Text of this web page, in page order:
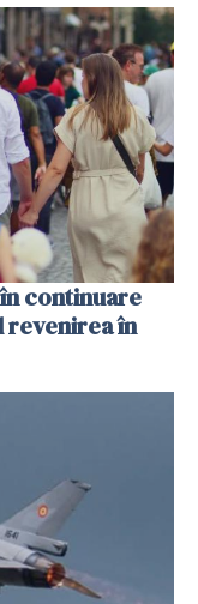
continuare
revenirea în